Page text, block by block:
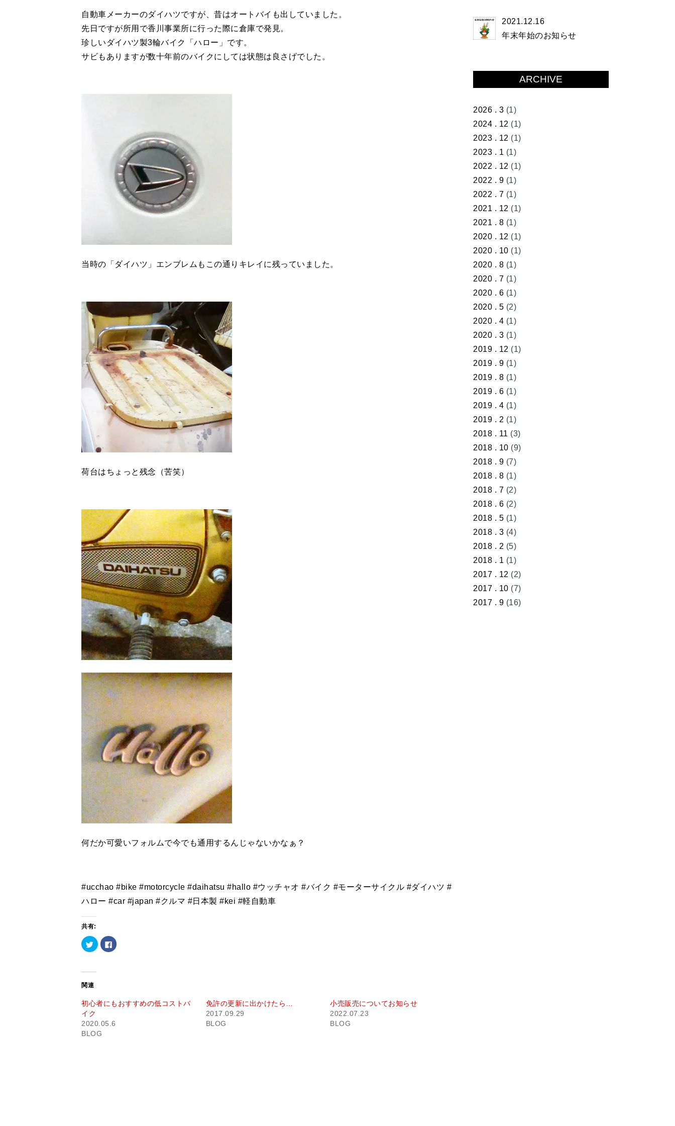
自動車メーカーのダイハツですが、昔はオートバイも出していました。
先日ですが所用で香川事業所に行った際に倉庫で発見。
珍しいダイハツ製3輪バイク「ハロー」です。
サビもありますが数十年前のバイクにしては状態は良さげでした。
当時の「ダイハツ」エンブレムもこの通りキレイに残っていました。
荷台はちょっと残念（苦笑）
何だか可愛いフォルムで今でも通用するんじゃないかなぁ？
#ucchao #bike #motorcycle #daihatsu #hallo #ウッチャオ #バイク #モーターサイクル #ダイハツ #
ハロー #car #japan #クルマ #日本製 #kei #軽自動車
共有:
ク
リ
て
(新
し
い
ウ
ィ
ン
ド
Facebook
で
ッ
ク
て
く
関連
初心者にもおすすめの低コストバ
イク
2020.05.6
BLOG
免許の更新に出かけたら…
2017.09.29
BLOG
小売販売についてお知らせ
2022.07.23
BLOG
2021.12.16
年末年始のお知らせ
ARCHIVE
2026 . 3 (1)
2024 . 12 (1)
2023 . 12 (1)
2023 . 1 (1)
2022 . 12 (1)
2022 . 9 (1)
2022 . 7 (1)
2021 . 12 (1)
2021 . 8 (1)
2020 . 12 (1)
2020 . 10 (1)
2020 . 8 (1)
2020 . 7 (1)
2020 . 6 (1)
2020 . 5 (2)
2020 . 4 (1)
2020 . 3 (1)
2019 . 12 (1)
2019 . 9 (1)
2019 . 8 (1)
2019 . 6 (1)
2019 . 4 (1)
2019 . 2 (1)
2018 . 11 (3)
2018 . 10 (9)
2018 . 9 (7)
2018 . 8 (1)
2018 . 7 (2)
2018 . 6 (2)
2018 . 5 (1)
2018 . 3 (4)
2018 . 2 (5)
2018 . 1 (1)
2017 . 12 (2)
2017 . 10 (7)
2017 . 9 (16)